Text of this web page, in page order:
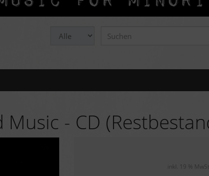
Music - CD
inkl. 19 %